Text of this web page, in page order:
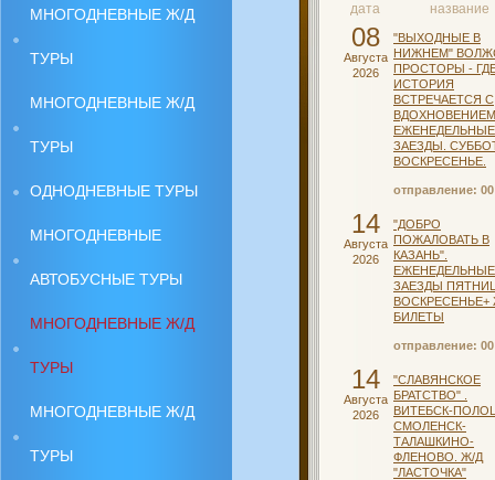
дата название
08
Августа
2026
"ВЫХОДНЫЕ В
НИЖНЕМ"
ПРОСТОРЫ -
ИСТОРИЯ
ВСТРЕЧАЕТСЯ С
ЕЖЕНЕДЕЛЬНЫЕ
ЗАЕЗДЫ.
ВОСКРЕСЕНЬЕ.
отправление:
14
Августа
2026
"ДОБРО
ПОЖАЛОВАТЬ В
КАЗАНЬ".
ЕЖЕНЕДЕЛЬНЫЕ
ЗАЕЗДЫ
ВОСКРЕСЕНЬЕ+
БИЛЕТЫ
отправление:
14
Августа
2026
"СЛАВЯНСКОЕ
БРАТСТВО" .
ВИТЕБСК-
СМОЛЕНСК-
ТАЛАШКИНО-
ФЛЕНОВО. Ж/Д
"ЛАСТОЧКА"
МНОГОДНЕВНЫЕ Ж/Д
ТУРЫ
МНОГОДНЕВНЫЕ Ж/Д
ТУРЫ
ОДНОДНЕВНЫЕ ТУРЫ
МНОГОДНЕВНЫЕ
АВТОБУСНЫЕ ТУРЫ
МНОГОДНЕВНЫЕ Ж/Д
ТУРЫ
МНОГОДНЕВНЫЕ Ж/Д
ТУРЫ